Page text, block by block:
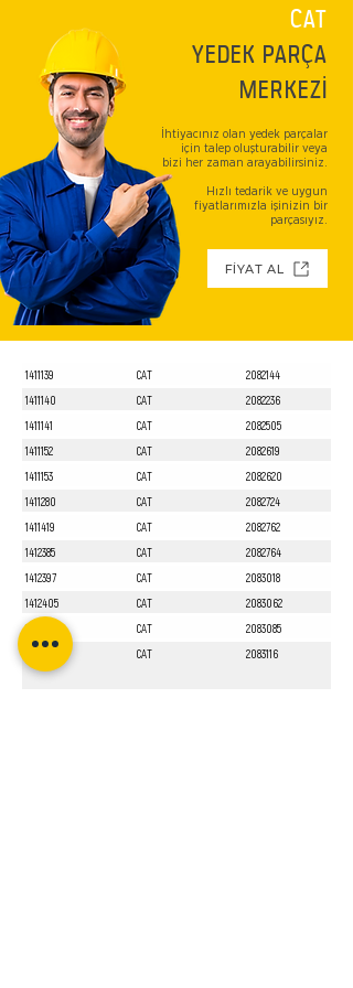
CAT
YEDEK PARÇA
MERKEZİ
İhtiyacınız olan yedek parçalar
için talep oluşturabilir veya
bizi her zaman arayabilirsiniz.
Hızlı tedarik ve uygun
fiyatlarımızla işinizin bir
parçasıyız.
FİYAT AL
1411139 CAT
2082144
1411140
CAT
2082236
1411141
CAT
2082505
1411152
CAT
2082619
1411153
CAT
2082620
1411280
CAT
2082724
1411419
CAT
2082762
1412385
CAT
2082764
1412397
CAT
2083018
1412405
CAT
2083062
1412551
CAT
2083085
CAT 2083116